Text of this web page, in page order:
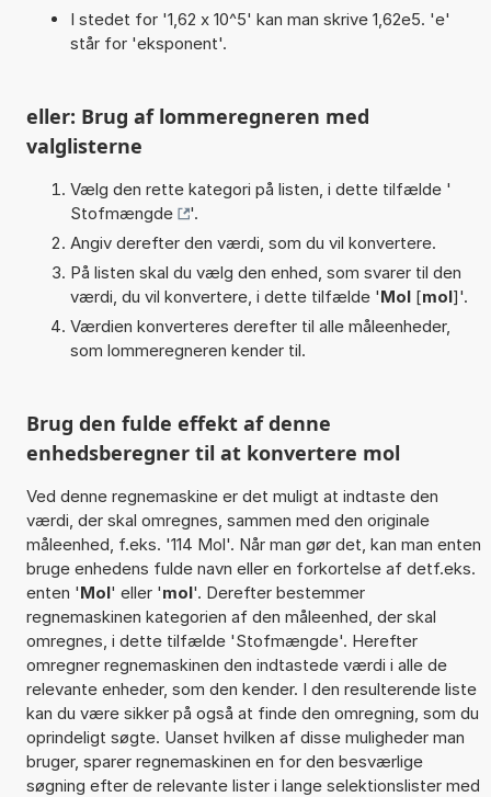
I stedet for '1,62 x 10^5' kan man skrive 1,62e5. 'e'
står for 'eksponent'.
eller: Brug af lommeregneren med
valglisterne
Vælg den rette kategori på listen, i dette tilfælde '
Stofmængde
'.
Angiv derefter den værdi, som du vil konvertere.
På listen skal du vælg den enhed, som svarer til den
værdi, du vil konvertere, i dette tilfælde 'Mol[mol]'.
Værdien konverteres derefter til alle måleenheder,
som lommeregneren kender til.
Brug den fulde effekt af denne
enhedsberegner til at konvertere mol
Ved denne regnemaskine er det muligt at indtaste den
værdi, der skal omregnes, sammen med den originale
måleenhed, f.eks. '114 Mol'. Når man gør det, kan man enten
bruge enhedens fulde navn eller en forkortelse af detf.eks.
enten 'Mol' eller 'mol'. Derefter bestemmer
regnemaskinen kategorien af den måleenhed, der skal
omregnes, i dette tilfælde 'Stofmængde'. Herefter
omregner regnemaskinen den indtastede værdi i alle de
relevante enheder, som den kender. I den resulterende liste
kan du være sikker på også at finde den omregning, som du
oprindeligt søgte. Uanset hvilken af disse muligheder man
bruger, sparer regnemaskinen en for den besværlige
søgning efter de relevante lister i lange selektionslister med